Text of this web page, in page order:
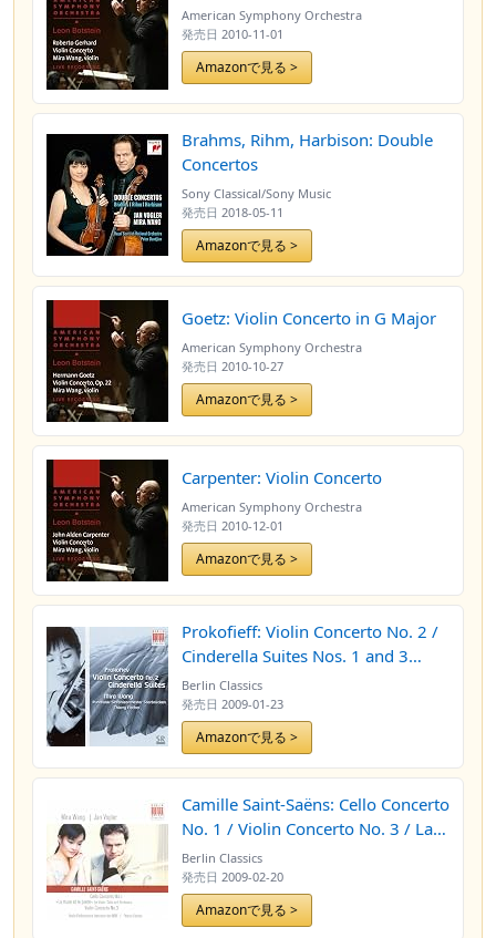
American Symphony Orchestra
発売日 2010-11-01
Amazonで見る >
Brahms, Rihm, Harbison: Double
Concertos
Sony Classical/Sony Music
発売日 2018-05-11
Amazonで見る >
Goetz: Violin Concerto in G Major
American Symphony Orchestra
発売日 2010-10-27
Amazonで見る >
Carpenter: Violin Concerto
American Symphony Orchestra
発売日 2010-12-01
Amazonで見る >
Prokofieff: Violin Concerto No. 2 /
Cinderella Suites Nos. 1 and 3
(excerpts)
Berlin Classics
発売日 2009-01-23
Amazonで見る >
Camille Saint-Saëns: Cello Concerto
No. 1 / Violin Concerto No. 3 / La
muse et le poete (Mira Wang, Jan
Vogler, North German Radio
Philharmonic, Thierry Fischer)
Berlin Classics
発売日 2009-02-20
Amazonで見る >